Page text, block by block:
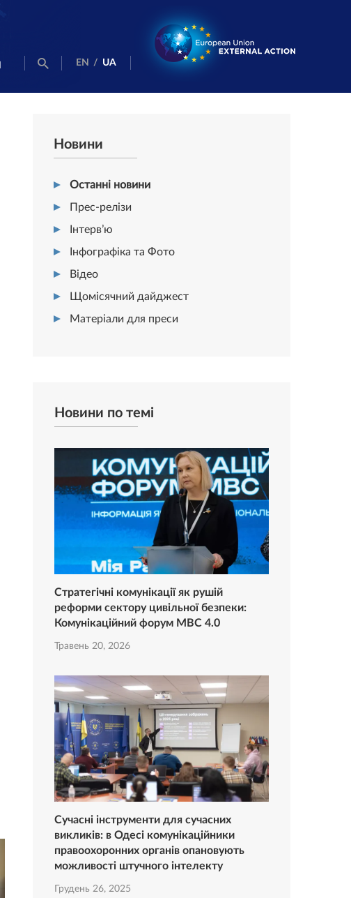
EN / UA
Новини
Останні новини
Прес-релізи
Інтерв’ю
Інфографіка та Фото
Відео
Щомісячний дайджест
Матеріали для преси
Новини по темі
Стратегічні комунікації як рушій
реформи сектору цивільної безпеки:
Комунікаційний форум МВС 4.0
Травень 20, 2026
Сучасні інструменти для сучасних
викликів: в Одесі комунікаційники
правоохоронних органів опановують
можливості штучного інтелекту
Грудень 26, 2025